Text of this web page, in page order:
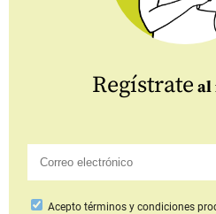
Regístrate al
Aceptotérminos y condiciones